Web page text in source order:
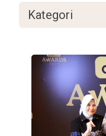
Kategori